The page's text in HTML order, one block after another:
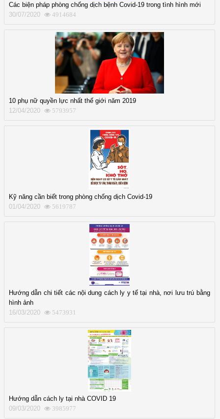
Các biện pháp phòng chống dịch bệnh Covid-19 trong tình hình mới
30/07/2020
4914684
10 phụ nữ quyền lực nhất thế giới năm 2019
12/04/2020
5793957
Kỹ năng cần biết trong phòng chống dịch Covid-19
01/04/2020
5619787
Hướng dẫn chi tiết các nội dung cách ly y tế tại nhà, nơi lưu trú bằng
hình ảnh
16/03/2020
5473931
Hướng dẫn cách ly tại nhà COVID 19
09/03/2020
3985977